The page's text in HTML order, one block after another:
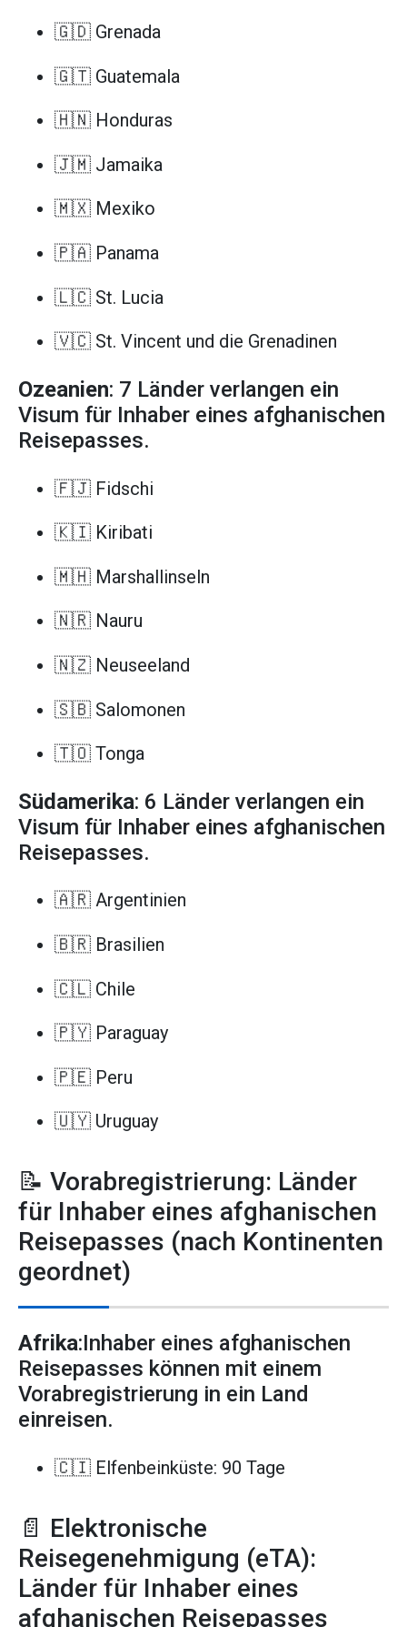
🇬🇩 Grenada
🇬🇹 Guatemala
🇭🇳 Honduras
🇯🇲 Jamaika
🇲🇽 Mexiko
🇵🇦 Panama
🇱🇨 St. Lucia
🇻🇨 St. Vincent und die Grenadinen
Ozeanien: 7 Länder verlangen ein
Visum für Inhaber eines afghanischen
Reisepasses.
🇫🇯 Fidschi
🇰🇮 Kiribati
🇲🇭 Marshallinseln
🇳🇷 Nauru
🇳🇿 Neuseeland
🇸🇧 Salomonen
🇹🇴 Tonga
Südamerika: 6 Länder verlangen ein
Visum für Inhaber eines afghanischen
Reisepasses.
🇦🇷 Argentinien
🇧🇷 Brasilien
🇨🇱 Chile
🇵🇾 Paraguay
🇵🇪 Peru
🇺🇾 Uruguay
📝 Vorabregistrierung: Länder
für Inhaber eines afghanischen
Reisepasses (nach Kontinenten
geordnet)
Afrika:Inhaber eines afghanischen
Reisepasses können mit einem
Vorabregistrierung in ein Land
einreisen.
🇨🇮 Elfenbeinküste: 90 Tage
📄 Elektronische
Reisegenehmigung (eTA):
Länder für Inhaber eines
afghanischen Reisepasses